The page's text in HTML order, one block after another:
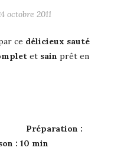
octobre 2011
ce délicieux sauté
et sain prêt en
Préparation :
: 10 min